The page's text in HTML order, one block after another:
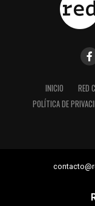
INICIO RED
POLÍTICA DE